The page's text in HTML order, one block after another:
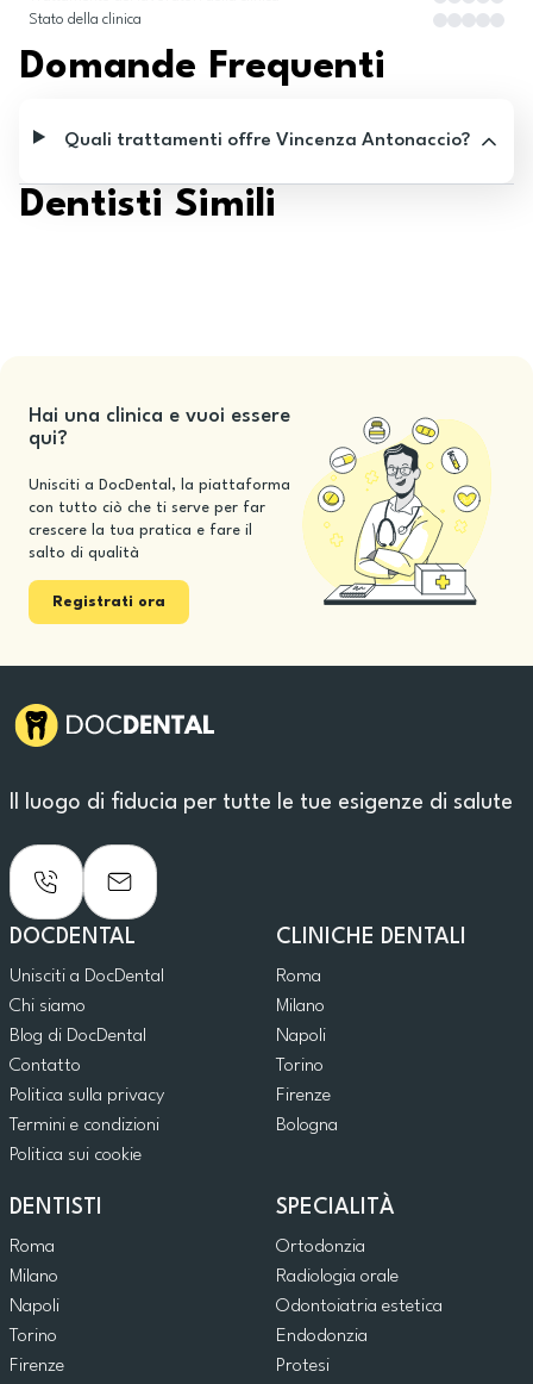
Stato della clinica
Domande Frequenti
Quali trattamenti offre Vincenza Antonaccio?
Dentisti Simili
Hai una clinica e vuoi essere
qui?
Unisciti a DocDental, la piattaforma
con tutto ciò che ti serve per far
crescere la tua pratica e fare il
salto di qualità
Registrati ora
Il luogo di fiducia per tutte le tue esigenze di salute
DOCDENTAL
Unisciti a DocDental
Chi siamo
Blog di DocDental
Contatto
Politica sulla privacy
Termini e condizioni
Politica sui cookie
CLINICHE DENTALI
Roma
Milano
Napoli
Torino
Firenze
Bologna
DENTISTI
Roma
Milano
Napoli
Torino
Firenze
SPECIALITÀ
Ortodonzia
Radiologia orale
Odontoiatria estetica
Endodonzia
Protesi